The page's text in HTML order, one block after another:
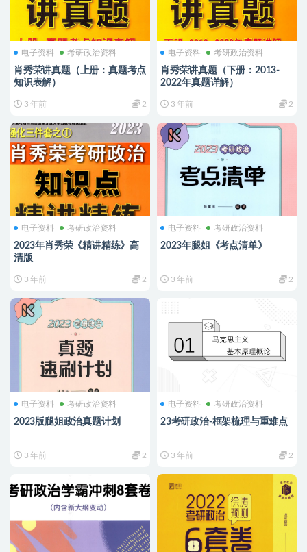
电子资料 考研政治资料
肖秀荣讲真题（上册：真题考点
知识表解）
3 年前 2
电子资料 考研政治资料
肖秀荣讲真题（下册：2013-
2022年真题详解）
3 年前 2
电子资料 考研政治资料
2023年肖秀荣《精讲精练》高
清版
3 年前 2
电子资料 考研政治资料
2023年腿姐《考点清单》
3 年前 2
电子资料 考研政治资料
2023版腿姐政治真题计划
3 年前 2
电子资料 考研政治资料
23考研政治-框架梳理与重难点
3 年前 2